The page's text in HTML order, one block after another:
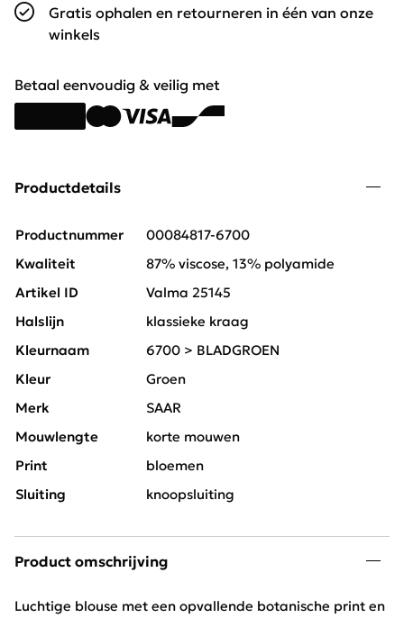
Gratis ophalen en retourneren in één van onze
winkels
Betaal eenvoudig & veilig met
Productdetails
Productnummer
00084817-6700
Kwaliteit
87% viscose, 13% polyamide
Artikel ID
Valma 25145
Halslijn
klassieke kraag
Kleurnaam
6700 > BLADGROEN
Kleur
Groen
Merk
SAAR
Mouwlengte
korte mouwen
Print
bloemen
Sluiting
knoopsluiting
Product omschrijving
Luchtige blouse met een opvallende botanische print en